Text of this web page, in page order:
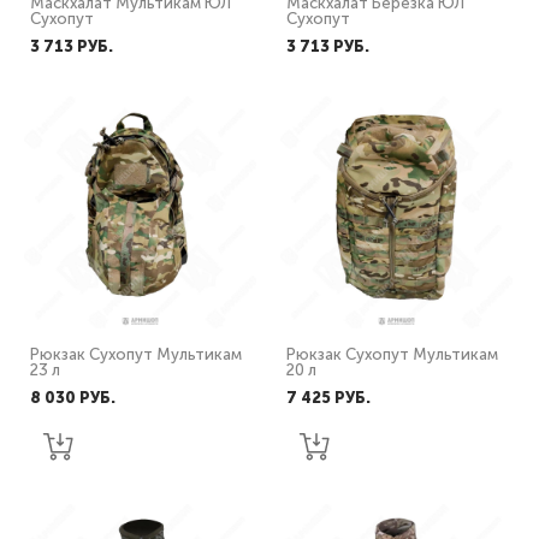
Сухопут
3 713 PУБ.
Сухопут
3 713 PУБ.
Рюкзак Сухопут Мультикам
23 л
8 030 PУБ.
Рюкзак Сухопут Мультикам
20 л
7 425 PУБ.